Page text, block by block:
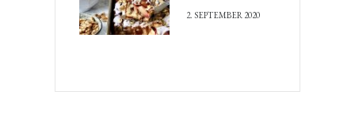
2. SEPTEMBER 2020